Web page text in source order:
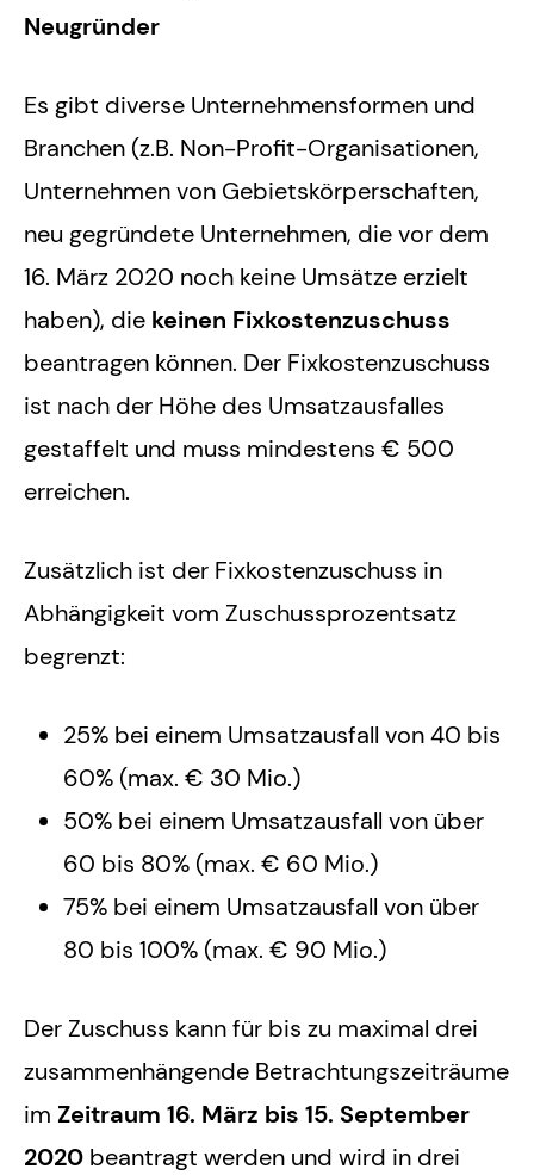
Neugründer
Es gibt diverse Unternehmensformen und
Branchen (z.B. Non-Profit-Organisationen,
Unternehmen von Gebietskörperschaften,
neu gegründete Unternehmen, die vor dem
16. März 2020 noch keine Umsätze erzielt
haben), die keinen Fixkostenzuschuss
beantragen können. Der Fixkostenzuschuss
ist nach der Höhe des Umsatzausfalles
gestaffelt und muss mindestens € 500
erreichen.
Zusätzlich ist der Fixkostenzuschuss in
Abhängigkeit vom Zuschussprozentsatz
begrenzt:
25% bei einem Umsatzausfall von 40 bis
60% (max. € 30 Mio.)
50% bei einem Umsatzausfall von über
60 bis 80% (max. € 60 Mio.)
75% bei einem Umsatzausfall von über
80 bis 100% (max. € 90 Mio.)
Der Zuschuss kann für bis zu maximal drei
zusammenhängende Betrachtungszeiträume
im Zeitraum 16. März bis 15. September
2020 beantragt werden und wird in drei